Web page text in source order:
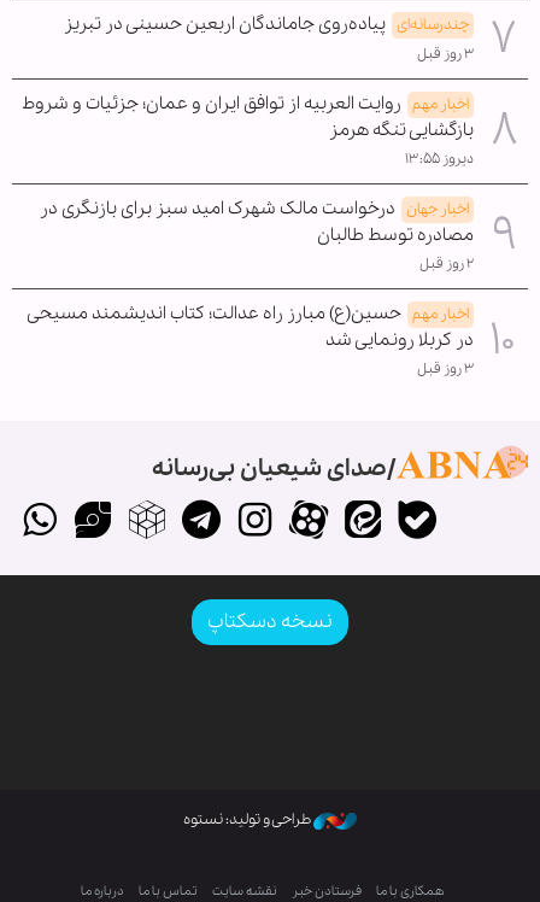
چندرسانه‌ای پیاده‌روی جاماندگان اربعین حسینی در تبریز
۳ روز قبل
اخبار مهم روایت العربیه از توافق ایران و عمان؛ جزئیات و شروط
بازگشایی تنگه هرمز
دیروز ۱۳:۵۵
اخبار جهان درخواست مالک شهرک امید سبز برای بازنگری در
مصادره توسط طالبان
۲ روز قبل
اخبار مهم حسین(ع) مبارز راه عدالت؛ کتاب اندیشمند مسیحی
در کربلا رونمایی شد
۳ روز قبل
صدای شیعیان بی‌رسانه
نسخه دسکتاپ
طراحی و تولید: نستوه
همکاری با ما فرستادن خبر نقشه سایت تماس با ما درباره ما